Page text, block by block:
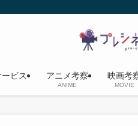
ビス アニメ考察
ANIME
映画考
MOVIE